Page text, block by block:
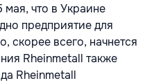
что в Украине
предприятие для
скорее всего, начнется
Rheinmetall также
Rheinmetall